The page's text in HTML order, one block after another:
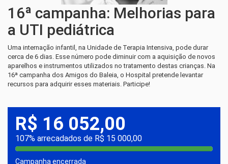
16ª campanha: Melhorias para
a UTI pediátrica
Uma internação infantil, na Unidade de Terapia Intensiva, pode durar
cerca de 6 dias. Esse número pode diminuir com a aquisição de novos
aparelhos e instrumentos utilizados no tratamento destas crianças. Na
16ª campanha dos Amigos do Baleia, o Hospital pretende levantar
recursos para adquirir esses materiais. Participe!
R$ 16 052,00
107% arrecadados de R$ 15 000,00
Campanha encerrada